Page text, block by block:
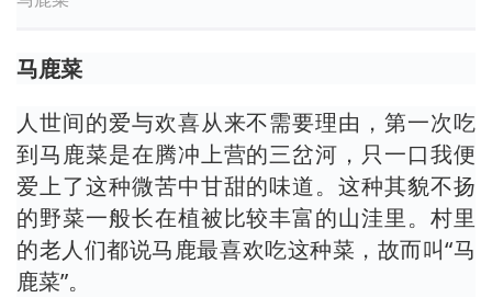
马鹿菜
人世间的爱与欢喜从来不需要理由，第一次吃
到马鹿菜是在腾冲上营的三岔河，只一口我便
爱上了这种微苦中甘甜的味道。这种其貌不扬
的野菜一般长在植被比较丰富的山洼里。村里
的老人们都说马鹿最喜欢吃这种菜，故而叫“马
鹿菜”。